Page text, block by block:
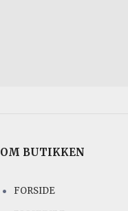
OM BUTIKKEN
FORSIDE